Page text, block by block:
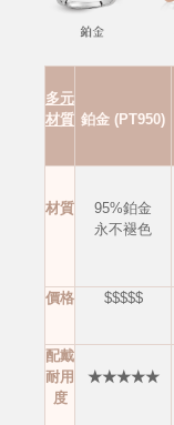
多元
材質 鉑金 (PT950)
材質
95%鉑金
永不褪色
價格 $$$$$
配戴
耐用
度
★★★★★